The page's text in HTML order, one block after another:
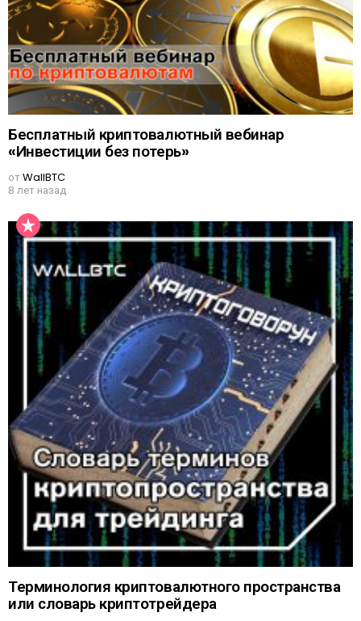
Бесплатный криптовалютный вебинар
«Инвестиции без потерь»
отWallBTC
8 лет назад
Терминология криптовалютного пространства
или словарь криптотрейдера